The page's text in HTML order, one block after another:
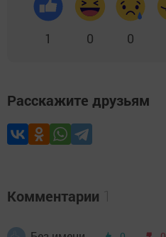
1 0 0
Расскажите друзьям
Комментарии